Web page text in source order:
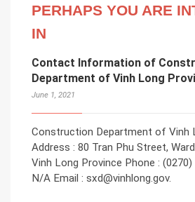
PERHAPS YOU ARE
IN
Contact Information of
Department of Vinh Long
June 1, 2021
Construction Department of Vinh
Address : 80 Tran Phu Street,
Vinh Long Province Phone : (0270)
N/A Email : sxd@vinhlong.gov.